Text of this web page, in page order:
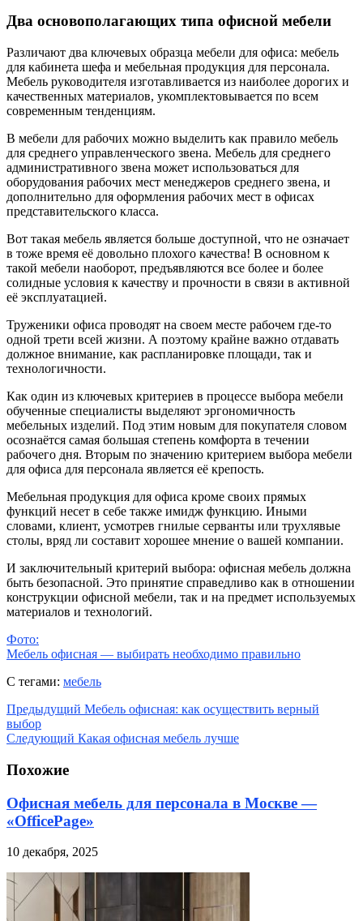
Два основополагающих типа офисной мебели
Различают два ключевых образца мебели для офиса: мебель
для кабинета шефа и мебельная продукция для персонала.
Мебель руководителя изготавливается из наиболее дорогих и
качественных материалов, укомплектовывается по всем
современным тенденциям.
В мебели для рабочих можно выделить как правило мебель
для среднего управленческого звена. Мебель для среднего
административного звена может использоваться для
оборудования рабочих мест менеджеров среднего звена, и
дополнительно для оформления рабочих мест в офисах
представительского класса.
Вот такая мебель является больше доступной, что не означает
в тоже время её довольно плохого качества! В основном к
такой мебели наоборот, предъявляются все более и более
солидные условия к качеству и прочности в связи в активной
её эксплуатацией.
Труженики офиса проводят на своем месте рабочем где-то
одной трети всей жизни. А поэтому крайне важно отдавать
должное внимание, как распланировке площади, так и
технологичности.
Как один из ключевых критериев в процессе выбора мебели
обученные специалисты выделяют эргономичность
мебельных изделий. Под этим новым для покупателя словом
осознаётся самая большая степень комфорта в течении
рабочего дня. Вторым по значению критерием выбора мебели
для офиса для персонала является её крепость.
Мебельная продукция для офиса кроме своих прямых
функций несет в себе также имидж функцию. Иными
словами, клиент, усмотрев гнилые серванты или трухлявые
столы, вряд ли составит хорошее мнение о вашей компании.
И заключительный критерий выбора: офисная мебель должна
быть безопасной. Это принятие справедливо как в отношении
конструкции офисной мебели, так и на предмет используемых
материалов и технологий.
Фото:
Мебель офисная — выбирать необходимо правильно
С тегами: мебель
Предыдущий Мебель офисная: как осуществить верный
выбор
Следующий Какая офисная мебель лучше
Похожие
Офисная мебель для персонала в Москве —
«OfficePage»
10 декабря, 2025